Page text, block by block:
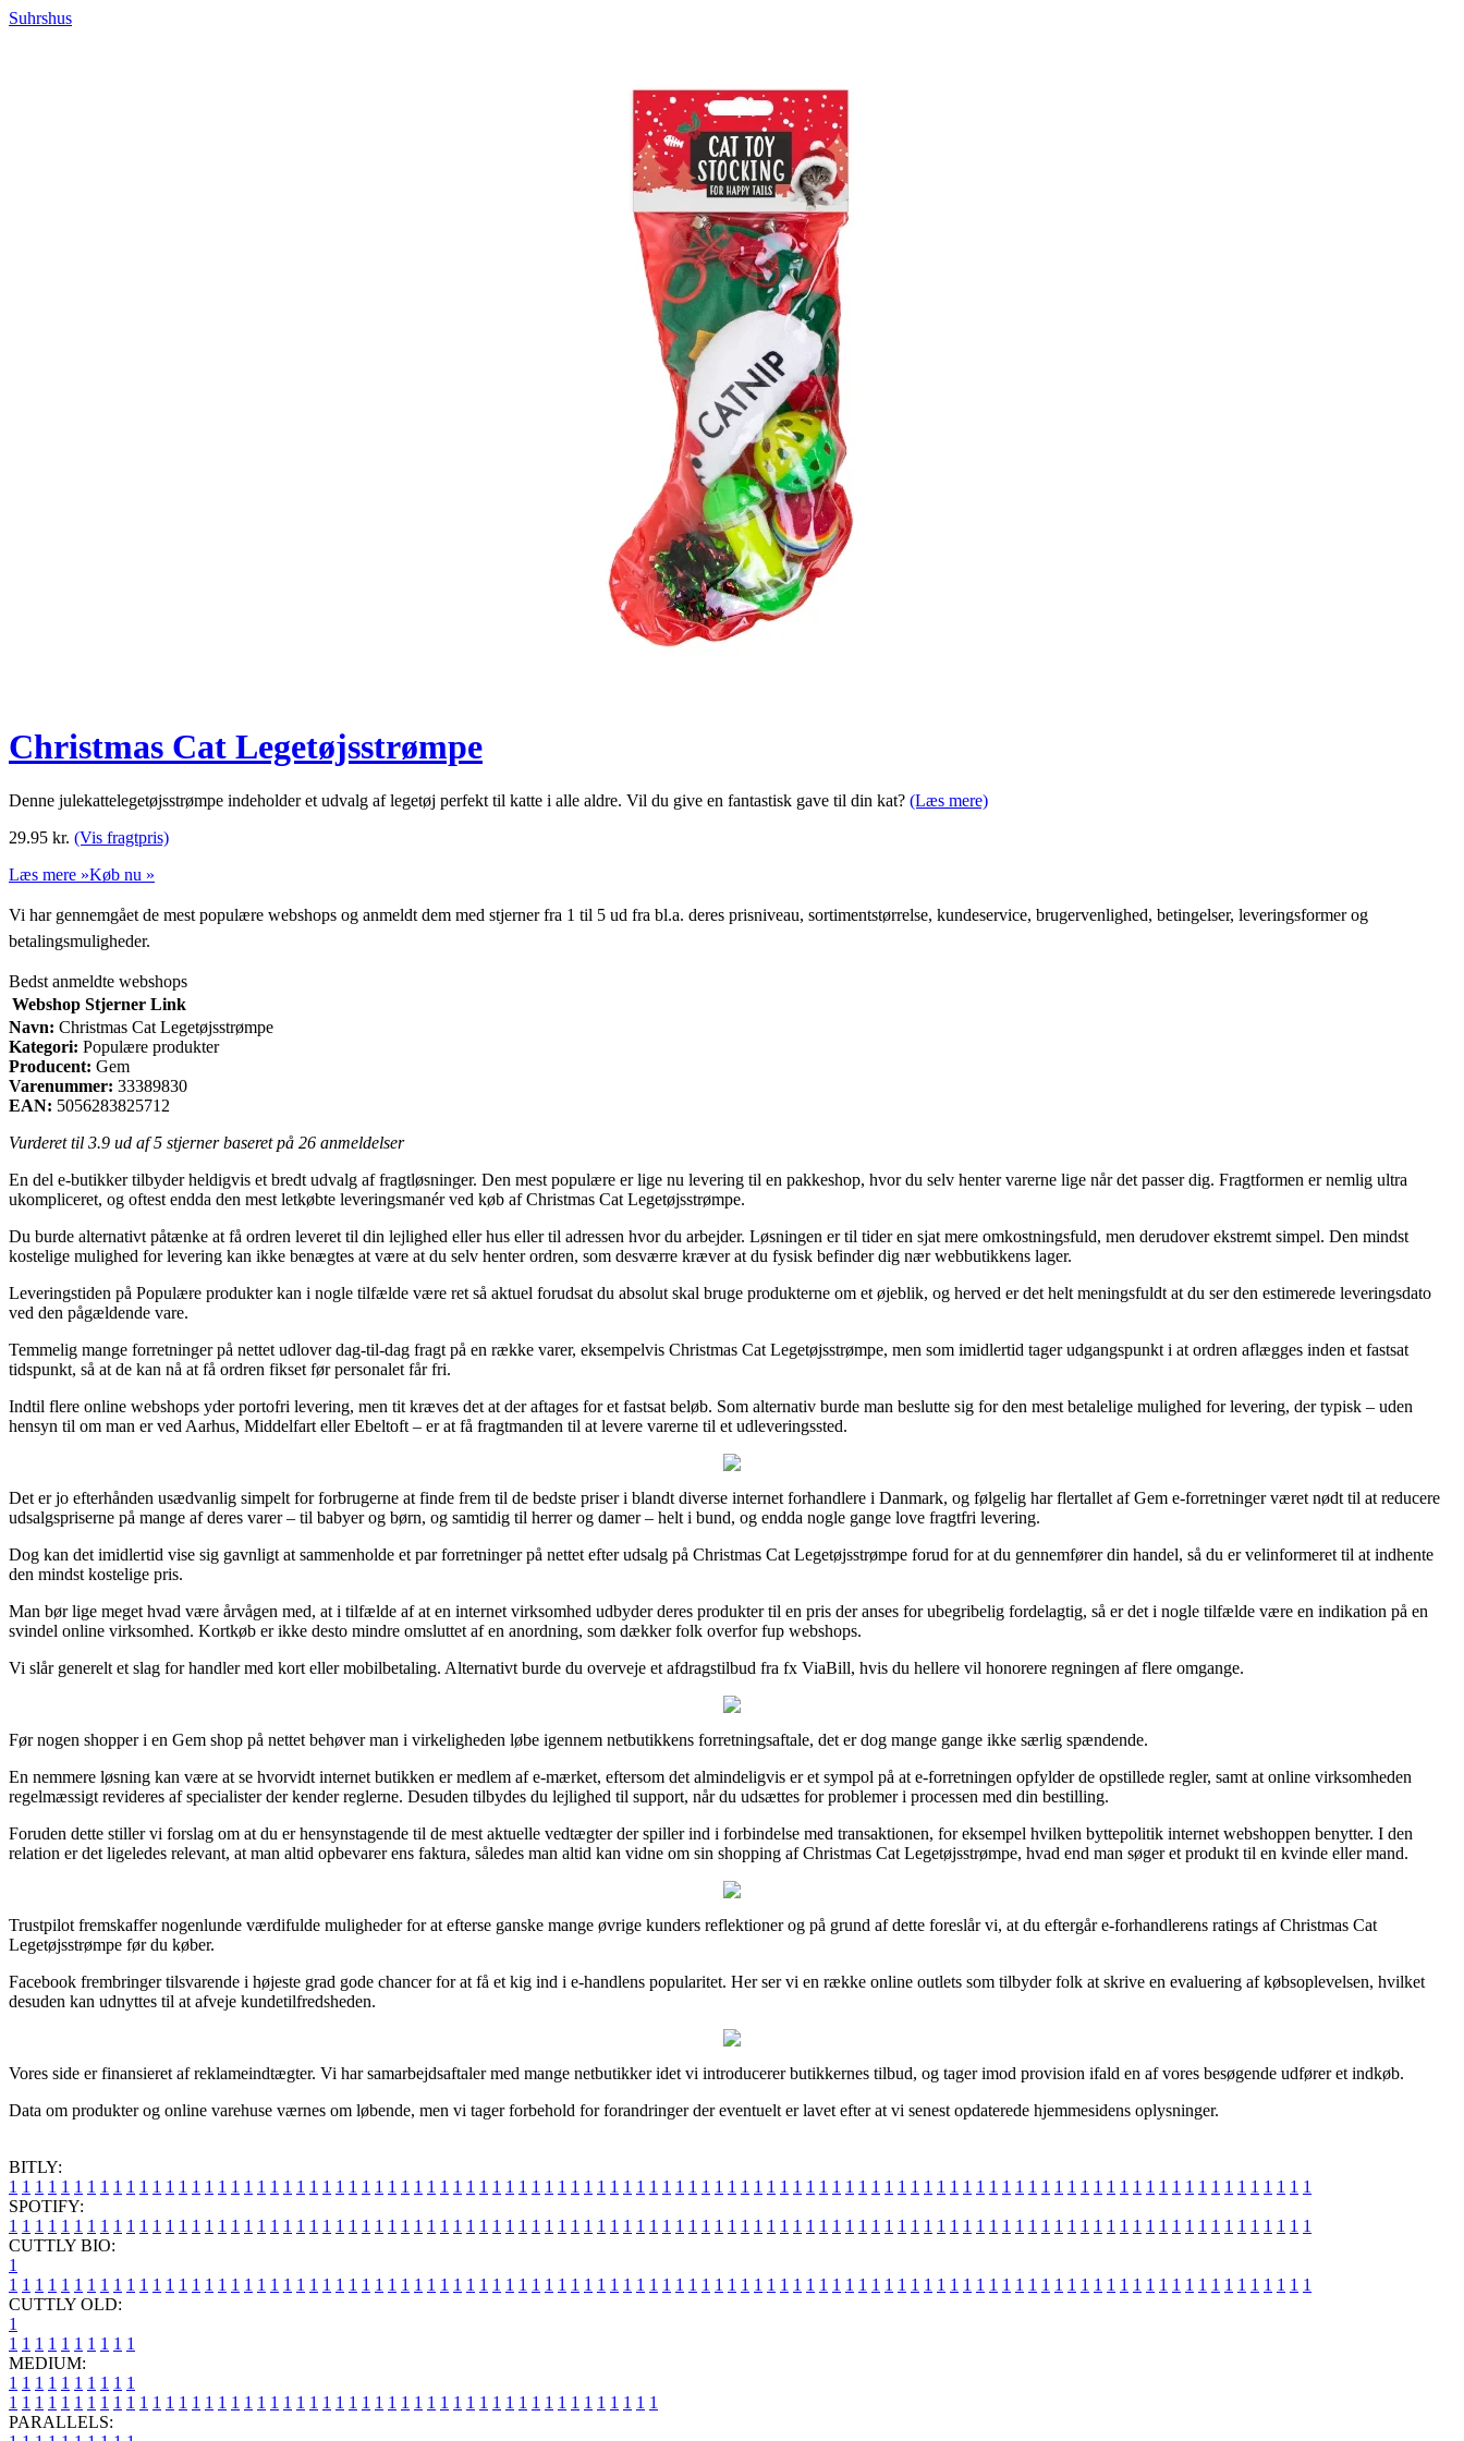
Suhrshus
Christmas Cat Legetøjsstrømpe
Denne julekattelegetøjsstrømpe indeholder et udvalg af legetøj perfekt til katte i alle aldre. Vil du give en fantastisk gave til din kat? (Læs mere)
29.95 kr. (Vis fragtpris)
Læs mere »Køb nu »
Vi har gennemgået de mest populære webshops og anmeldt dem med stjerner fra 1 til 5 ud fra bl.a. deres prisniveau, sortimentstørrelse, kundeservice, brugervenlighed, betingelser, leveringsformer og
betalingsmuligheder.
Bedst anmeldte webshops
Webshop Stjerner Link
Navn: Christmas Cat Legetøjsstrømpe
Kategori: Populære produkter
Producent: Gem
Varenummer: 33389830
EAN: 5056283825712
Vurderet til 3.9 ud af 5 stjerner baseret på 26 anmeldelser
En del e-butikker tilbyder heldigvis et bredt udvalg af fragtløsninger. Den mest populære er lige nu levering til en pakkeshop, hvor du selv henter varerne lige når det passer dig. Fragtformen er nemlig ultra
ukompliceret, og oftest endda den mest letkøbte leveringsmanér ved køb af Christmas Cat Legetøjsstrømpe.
Du burde alternativt påtænke at få ordren leveret til din lejlighed eller hus eller til adressen hvor du arbejder. Løsningen er til tider en sjat mere omkostningsfuld, men derudover ekstremt simpel. Den mindst
kostelige mulighed for levering kan ikke benægtes at være at du selv henter ordren, som desværre kræver at du fysisk befinder dig nær webbutikkens lager.
Leveringstiden på Populære produkter kan i nogle tilfælde være ret så aktuel forudsat du absolut skal bruge produkterne om et øjeblik, og herved er det helt meningsfuldt at du ser den estimerede leveringsdato
ved den pågældende vare.
Temmelig mange forretninger på nettet udlover dag-til-dag fragt på en række varer, eksempelvis Christmas Cat Legetøjsstrømpe, men som imidlertid tager udgangspunkt i at ordren aflægges inden et fastsat
tidspunkt, så at de kan nå at få ordren fikset før personalet får fri.
Indtil flere online webshops yder portofri levering, men tit kræves det at der aftages for et fastsat beløb. Som alternativ burde man beslutte sig for den mest betalelige mulighed for levering, der typisk – uden
hensyn til om man er ved Aarhus, Middelfart eller Ebeltoft – er at få fragtmanden til at levere varerne til et udleveringssted.
Det er jo efterhånden usædvanlig simpelt for forbrugerne at finde frem til de bedste priser i blandt diverse internet forhandlere i Danmark, og følgelig har flertallet af Gem e-forretninger været nødt til at reducere
udsalgspriserne på mange af deres varer – til babyer og børn, og samtidig til herrer og damer – helt i bund, og endda nogle gange love fragtfri levering.
Dog kan det imidlertid vise sig gavnligt at sammenholde et par forretninger på nettet efter udsalg på Christmas Cat Legetøjsstrømpe forud for at du gennemfører din handel, så du er velinformeret til at indhente
den mindst kostelige pris.
Man bør lige meget hvad være årvågen med, at i tilfælde af at en internet virksomhed udbyder deres produkter til en pris der anses for ubegribelig fordelagtig, så er det i nogle tilfælde være en indikation på en
svindel online virksomhed. Kortkøb er ikke desto mindre omsluttet af en anordning, som dækker folk overfor fup webshops.
Vi slår generelt et slag for handler med kort eller mobilbetaling. Alternativt burde du overveje et afdragstilbud fra fx ViaBill, hvis du hellere vil honorere regningen af flere omgange.
Før nogen shopper i en Gem shop på nettet behøver man i virkeligheden løbe igennem netbutikkens forretningsaftale, det er dog mange gange ikke særlig spændende.
En nemmere løsning kan være at se hvorvidt internet butikken er medlem af e-mærket, eftersom det almindeligvis er et sympol på at e-forretningen opfylder de opstillede regler, samt at online virksomheden
regelmæssigt revideres af specialister der kender reglerne. Desuden tilbydes du lejlighed til support, når du udsættes for problemer i processen med din bestilling.
Foruden dette stiller vi forslag om at du er hensynstagende til de mest aktuelle vedtægter der spiller ind i forbindelse med transaktionen, for eksempel hvilken byttepolitik internet webshoppen benytter. I den
relation er det ligeledes relevant, at man altid opbevarer ens faktura, således man altid kan vidne om sin shopping af Christmas Cat Legetøjsstrømpe, hvad end man søger et produkt til en kvinde eller mand.
Trustpilot fremskaffer nogenlunde værdifulde muligheder for at efterse ganske mange øvrige kunders reflektioner og på grund af dette foreslår vi, at du eftergår e-forhandlerens ratings af Christmas Cat
Legetøjsstrømpe før du køber.
Facebook frembringer tilsvarende i højeste grad gode chancer for at få et kig ind i e-handlens popularitet. Her ser vi en række online outlets som tilbyder folk at skrive en evaluering af købsoplevelsen, hvilket
desuden kan udnyttes til at afveje kundetilfredsheden.
Vores side er finansieret af reklameindtægter. Vi har samarbejdsaftaler med mange netbutikker idet vi introducerer butikkernes tilbud, og tager imod provision ifald en af vores besøgende udfører et indkøb.
Data om produkter og online varehuse værnes om løbende, men vi tager forbehold for forandringer der eventuelt er lavet efter at vi senest opdaterede hjemmesidens oplysninger.
BITLY:
1 1 1 1 1 1 1 1 1 1 1 1 1 1 1 1 1 1 1 1 1 1 1 1 1 1 1 1 1 1 1 1 1 1 1 1 1 1 1 1 1 1 1 1 1 1 1 1 1 1 1 1 1 1 1 1 1 1 1 1 1 1 1 1 1 1 1 1 1 1 1 1 1 1 1 1 1 1 1 1 1 1 1 1 1 1 1 1 1 1 1 1 1 1 1 1 1 1 1 1
SPOTIFY:
1 1 1 1 1 1 1 1 1 1 1 1 1 1 1 1 1 1 1 1 1 1 1 1 1 1 1 1 1 1 1 1 1 1 1 1 1 1 1 1 1 1 1 1 1 1 1 1 1 1 1 1 1 1 1 1 1 1 1 1 1 1 1 1 1 1 1 1 1 1 1 1 1 1 1 1 1 1 1 1 1 1 1 1 1 1 1 1 1 1 1 1 1 1 1 1 1 1 1 1
CUTTLY BIO:
1
1 1 1 1 1 1 1 1 1 1 1 1 1 1 1 1 1 1 1 1 1 1 1 1 1 1 1 1 1 1 1 1 1 1 1 1 1 1 1 1 1 1 1 1 1 1 1 1 1 1 1 1 1 1 1 1 1 1 1 1 1 1 1 1 1 1 1 1 1 1 1 1 1 1 1 1 1 1 1 1 1 1 1 1 1 1 1 1 1 1 1 1 1 1 1 1 1 1 1 1
CUTTLY OLD:
1
1 1 1 1 1 1 1 1 1 1
MEDIUM:
1 1 1 1 1 1 1 1 1 1
1 1 1 1 1 1 1 1 1 1 1 1 1 1 1 1 1 1 1 1 1 1 1 1 1 1 1 1 1 1 1 1 1 1 1 1 1 1 1 1 1 1 1 1 1 1 1 1 1 1
PARALLELS: